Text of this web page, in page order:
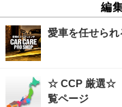
編
愛車を任せられ
☆ CCP 厳選☆
覧ページ